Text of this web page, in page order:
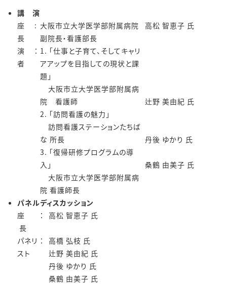
講 演
座
長
: 大阪市立大学医学部附属病院
副院長・看護部長
高松 智恵子 氏
演
者
： 1. 「仕事と子育て、そしてキャリ
アアップを目指しての現状と課
題」
大阪市立大学医学部附属病
院 看護師
辻野 美由紀 氏
2. 「訪問看護の魅力」
訪問看護ステーションたちば
な 所長
丹後 ゆかり 氏
3. 「復帰研修プログラムの導
入」
大阪市立大学医学部附属病
院 看護師長
桑鶴 由美子 氏
パネルディスカッション
座
長
： 高松 智恵子 氏
パネリ
スト
：
高橋 弘枝 氏
辻野 美由紀 氏
丹後 ゆかり 氏
桑鶴 由美子 氏